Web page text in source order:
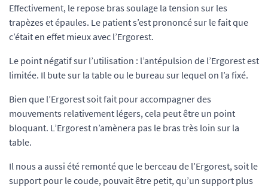
Effectivement, le repose bras soulage la tension sur les
trapèzes et épaules. Le patient s’est prononcé sur le fait que
c’était en effet mieux avec l’Ergorest.
Le point négatif sur l’utilisation : l’antépulsion de l’Ergorest est
limitée. Il bute sur la table ou le bureau sur lequel on l’a fixé.
Bien que l’Ergorest soit fait pour accompagner des
mouvements relativement légers, cela peut être un point
bloquant. L’Ergorest n’amènera pas le bras très loin sur la
table.
Il nous a aussi été remonté que le berceau de l’Ergorest, soit le
support pour le coude, pouvait être petit, qu’un support plus